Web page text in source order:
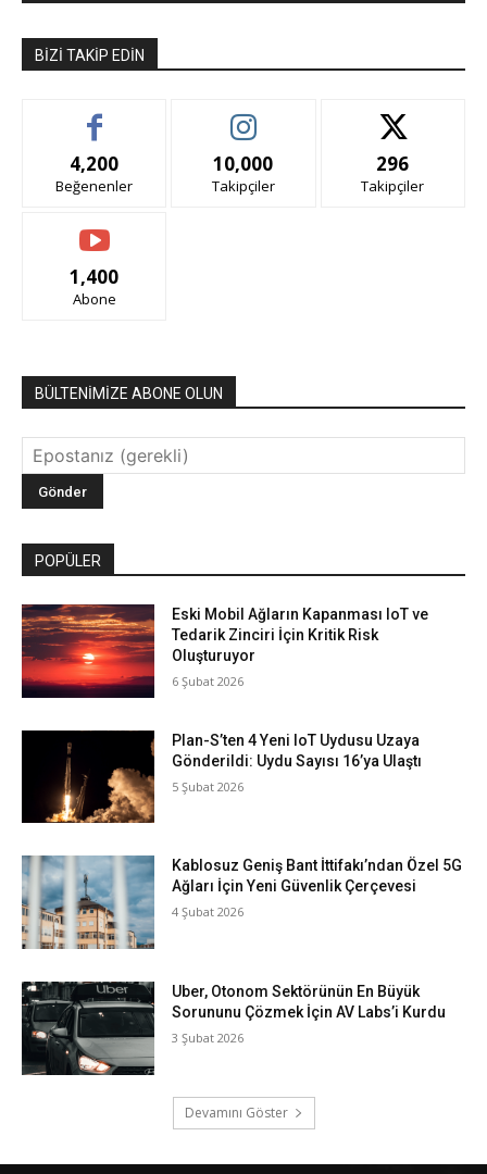
BIZI TAKIP EDIN
4,200
Beğenenler
10,000
Takipçiler
296
Takipçiler
1,400
Abone
BÜLTENİMİZE ABONE OLUN
POPÜLER
Eski Mobil Ağların Kapanması IoT ve
Tedarik Zinciri İçin Kritik Risk
Oluşturuyor
6 Şubat 2026
Plan-S’ten 4 Yeni IoT Uydusu Uzaya
Gönderildi: Uydu Sayısı 16’ya Ulaştı
5 Şubat 2026
Kablosuz Geniş Bant İttifakı’ndan Özel 5G
Ağları İçin Yeni Güvenlik Çerçevesi
4 Şubat 2026
Uber, Otonom Sektörünün En Büyük
Sorununu Çözmek İçin AV Labs’i Kurdu
3 Şubat 2026
Devamını Göster